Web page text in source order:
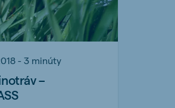
- 3 minúty
–